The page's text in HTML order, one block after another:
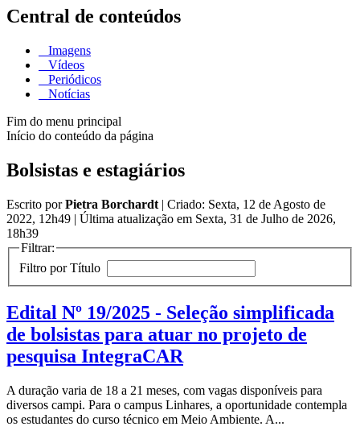
Central de conteúdos
Imagens
Vídeos
Periódicos
Notícias
Fim do menu principal
Início do conteúdo da página
Bolsistas e estagiários
Escrito porPietra Borchardt | Criado: Sexta, 12 de Agosto de
2022, 12h49 | Última atualização em Sexta, 31 de Julho de 2026,
18h39
Filtrar:
Filtro por Título
Edital Nº 19/2025 - Seleção simplificada
de bolsistas para atuar no projeto de
pesquisa IntegraCAR
A duração varia de 18 a 21 meses, com vagas disponíveis para
diversos campi. Para o campus Linhares, a oportunidade contempla
os estudantes do curso técnico em Meio Ambiente. A...